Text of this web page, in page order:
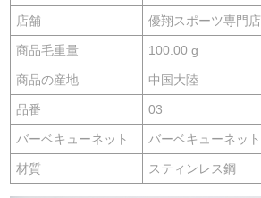
店舗 優翔スポーツ専門店
商品毛重量 100.00 g
商品の産地 中国大陸
品番 03
バーベキューネット バーベキューネット
材質 スティンレス鋼